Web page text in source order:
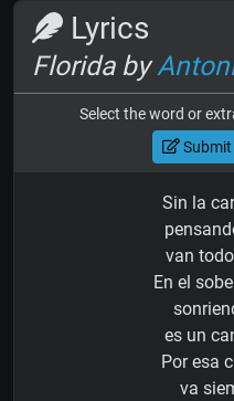
Lyrics
Florida by
Select the word or
Submit
Sin la
van
En el
es un
Por esa
va